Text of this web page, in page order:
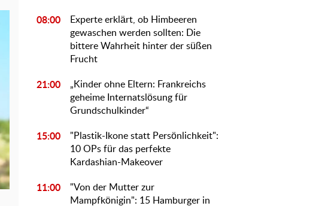
08:00
Experte erklärt, ob Himbeeren
gewaschen werden sollten: Die
bittere Wahrheit hinter der süßen
Frucht
21:00
„Kinder ohne Eltern: Frankreichs
geheime Internatslösung für
Grundschulkinder“
15:00
"Plastik-Ikone statt Persönlichkeit":
10 OPs für das perfekte
Kardashian-Makeover
11:00
"Von der Mutter zur
Mampfkönigin": 15 Hamburger in